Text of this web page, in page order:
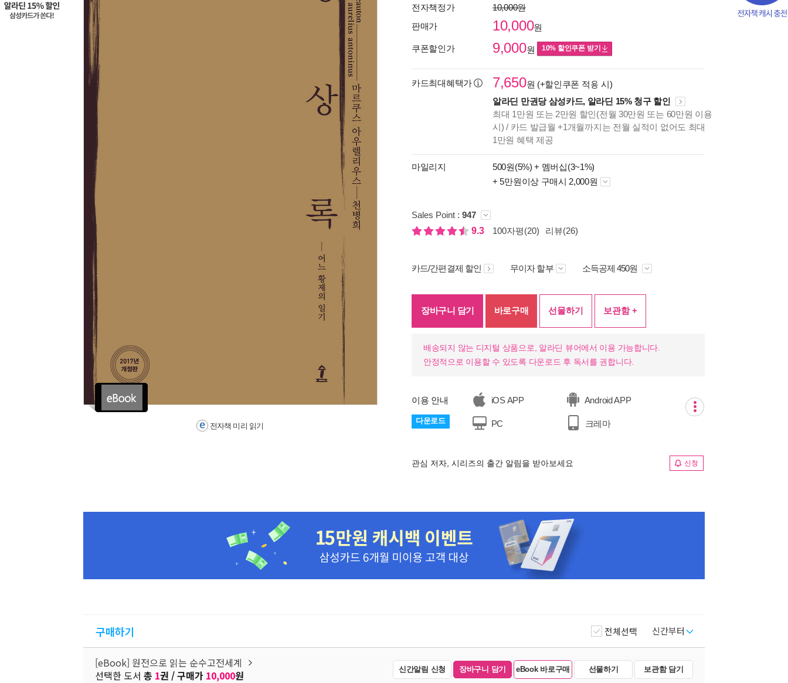
종이책의
미리보기
전자책 미리 읽기
전자책정가
10,000원
판매가
10,000원
쿠폰할인가 9,000원 10% 할인쿠폰 받기
카드최대혜택가 7,650원 (+할인쿠폰 적용 시)
알라딘 만권당 삼성카드, 알라딘 15% 청구 할인
최대 1만원 또는 2만원 할인(전월 30만원 또는 60만원 이용
시) / 카드 발급월 +1개월까지는 전월 실적이 없어도 최대
1만원 혜택 제공
마일리지 500원(5%) + 멤버십(3~1%)
+ 5만원이상 구매시 2,000원
Sales Point : 947
9.3
100자평(20) 리뷰(26)
카드/간편결제 할인 무이자 할부 소득공제 450원
장바구니 담기 바로구매 선물하기 보관함 +
배송되지 않는 디지털 상품으로, 알라딘 뷰어에서 이용 가능합니다.
안정적으로 이용할 수 있도록 다운로드 후 독서를 권합니다.
이용 안내
다운로드
iOS APP Android APP
PC 크레마
관심 저자, 시리즈의 출간 알림을 받아보세요 신청
구매하기 신간부터
전체선택
[eBook] 원전으로 읽는 순수고전세계
선택한 도서 총 1권 / 구매가 10,000원 신간알림 신청 장바구니 담기 eBook 바로구매 선물하기 보관함 담기